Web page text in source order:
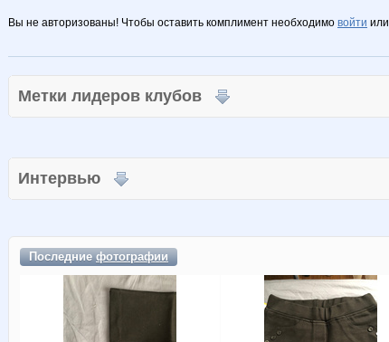
Вы не авторизованы! Чтобы оставить комплимент необходимо войти или
Метки лидеров клубов
Интервью
Последниефотографии